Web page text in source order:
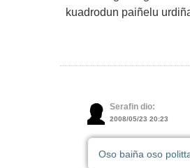
kuadrodun paiñelu
Serafin dio:
2008/05/23 20:23
Oso baiña oso